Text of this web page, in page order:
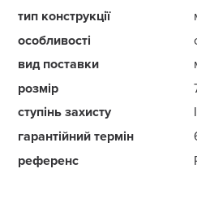
тип конструкції
особливості
вид поставки
розмір
ступінь захисту
гарантійний термін
референс